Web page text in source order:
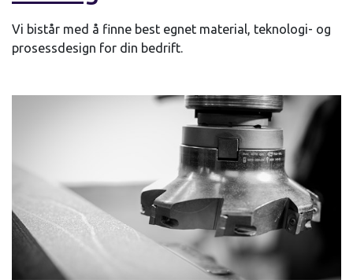
Vi bistår med å finne best egnet material, teknologi- og
prosessdesign for din bedrift.